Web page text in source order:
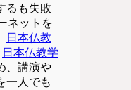
るも失敗
ネットを
日本仏教
日本仏教学
、講演や
一人でも